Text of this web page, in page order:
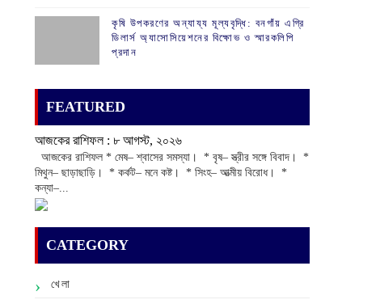
কৃষি উপকরণের অন্যায্য মূল্যবৃদ্ধি: বনগাঁয় এগ্রি
ডিলার্স অ্যাসোসিয়েশনের বিক্ষোভ ও স্মারকলিপি
প্রদান
FEATURED
আজকের রাশিফল :‌ ‌‌৮ আগস্ট, ২০২৬
‌ আজকের রাশিফল * মেষ– শ্বাসের সমস্যা। * বৃষ– স্ত্রীর সঙ্গে বিবাদ। *
মিথুন– ছাড়াছাড়ি। * কর্কট– মনে কষ্ট। * সিংহ– আত্মীয় বিরোধ। *
কন্যা–...
CATEGORY
খেলা